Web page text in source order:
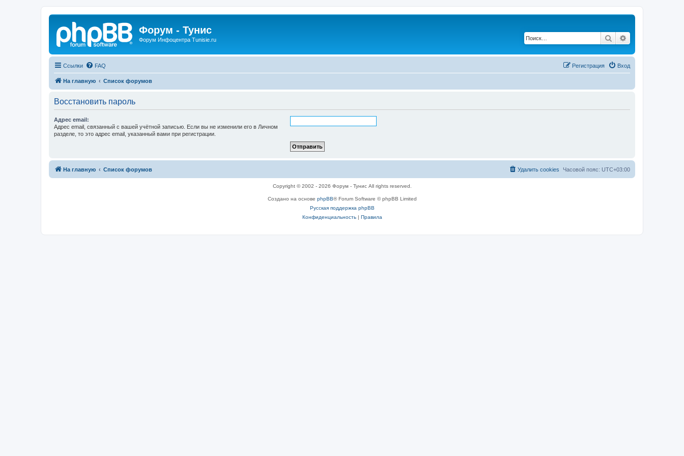
Форум - Тунис
Форум Инфоцентра Tunisie.ru Поиск
Ссылки FAQ Вход
Регистрация
На главную Список форумов
Восстановить пароль
Адрес email:
Адрес email, связанный с вашей учётной записью. Если вы не изменили его в Личном
разделе, то это адрес email, указанный вами при регистрации.
На главную Список форумов Часовой пояс: UTC+03:00
Удалить cookies
Copyright © 2002 - 2026 Форум - Тунис All rights reserved.
Создано на основе phpBB® Forum Software © phpBB Limited
Русская поддержка phpBB
Конфиденциальность| Правила